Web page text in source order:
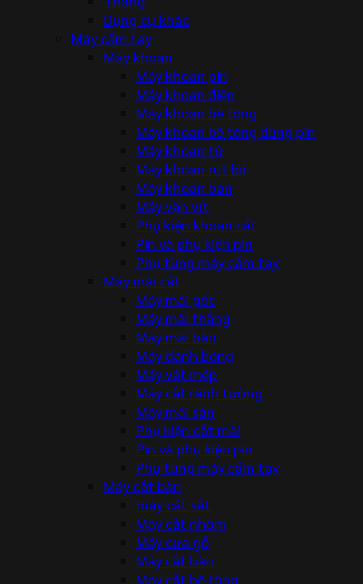
Dụng cụ khác
Máy cầm tay
Máy khoan
Máy khoan pin
Máy khoan điện
Máy khoan bê tông
Máy khoan bê tông dùng pin
Máy khoan từ
Máy khoan rút lõi
Máy khoan bàn
Máy vặn vít
Phụ kiện khoan cắt
Pin và phụ kiện pin
Phụ tùng máy cầm tay
Máy mài cắt
Máy mài góc
Máy mài thẳng
Máy mài bàn
Máy đánh bóng
Máy vát mép
Máy cắt rãnh tường
Máy mài sàn
Phụ kiện cắt mài
Pin và phụ kiện pin
Phụ tùng máy cầm tay
Máy cắt bàn
máy cắt sắt
Máy cắt nhôm
Máy cưa gỗ
Máy cắt bàn
Máy cắt bê tông